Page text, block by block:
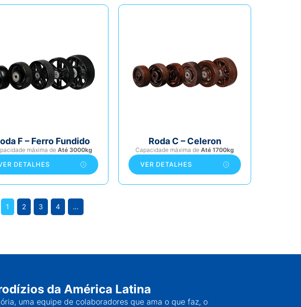
F – Ferro Fundido
máxima de Até 3000kg
DETALHES
Roda C – Celeron
Capacidade máxima deAté 1700kg
VER DETALHES
1 2 3 4 …
da América Latina
uma equipe de colaboradores que ama o que faz, o